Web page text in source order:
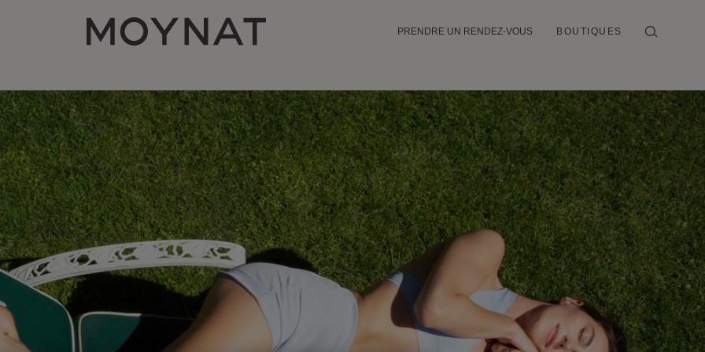
MOYNAT PARIS
PRENDRE UN RENDEZ-VOUS BOUTIQUES